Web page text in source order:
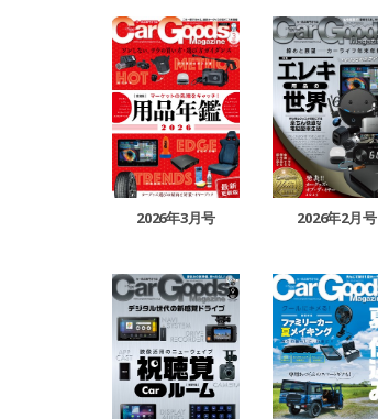
2026年3月号 2026年2月号